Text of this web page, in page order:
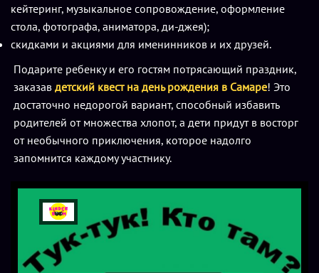
кейтеринг, музыкальное сопровождение, оформление
стола, фотографа, аниматора, ди-джея);
скидками и акциями для именинников и их друзей.
Подарите ребенку и его гостям потрясающий праздник,
заказав детский квест на день рождения в Самаре! Это
достаточно недорогой вариант, способный избавить
родителей от множества хлопот, а дети придут в восторг
от необычного приключения, которое надолго
запомнится каждому участнику.